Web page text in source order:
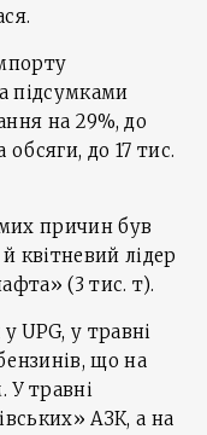
підсумками
на 29%, до
обсяги, до 17 тис.
причин був
квітневий лідер
(3 тис. т).
UPG, у травні
що на
У травні
АЗК, а на